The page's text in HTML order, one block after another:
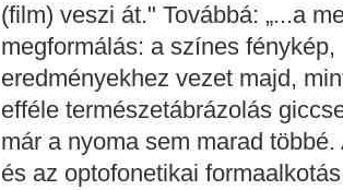
(film) veszi át." Továbbá: „...a
megformálás: a színes
eredményekhez vezet majd,
efféle természetábrázolás
már a nyoma sem marad
és az optofonetikai